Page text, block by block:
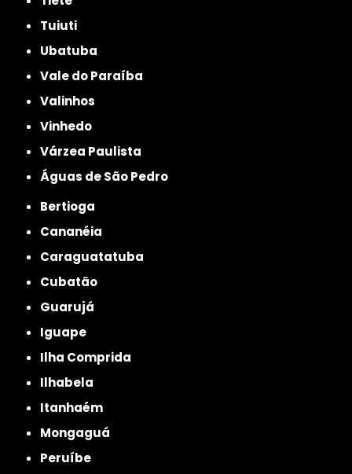
Tuiuti
Ubatuba
Vale do Paraíba
Valinhos
Vinhedo
Várzea Paulista
Águas de São Pedro
Bertioga
Cananéia
Caraguatatuba
Cubatão
Guarujá
Iguape
Ilha Comprida
Ilhabela
Itanhaém
Mongaguá
Peruíbe